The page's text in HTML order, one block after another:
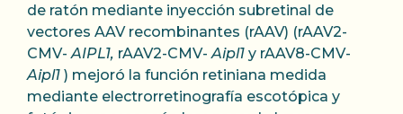
de ratón mediante inyección subretinal de
vectores AAV recombinantes (rAAV) (rAAV2-
CMV-AIPL1, rAAV2-CMV-Aipl1 y rAAV8-CMV-
Aipl1 ) mejoró la función retiniana medida
mediante electrorretinografía escotópica y